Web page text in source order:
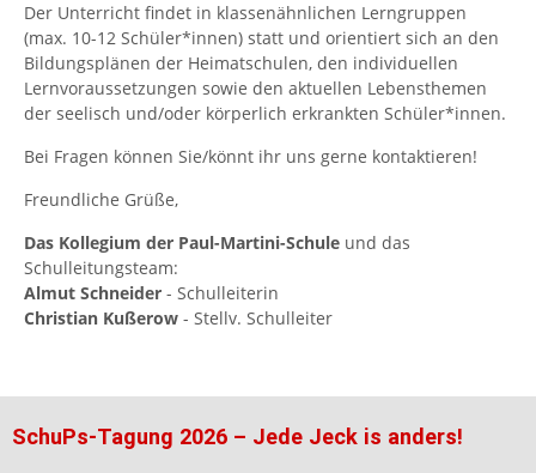
Der Unterricht findet in klassenähnlichen Lerngruppen
(max. 10-12 Schüler*innen) statt und orientiert sich an den
Bildungsplänen der Heimatschulen, den individuellen
Lernvoraussetzungen sowie den aktuellen Lebensthemen
der seelisch und/oder körperlich erkrankten Schüler*innen.
Bei Fragen können Sie/könnt ihr uns gerne kontaktieren!
Freundliche Grüße,
Das Kollegium der Paul-Martini-Schule und das
Schulleitungsteam:
Almut Schneider - Schulleiterin
Christian Kußerow - Stellv. Schulleiter
SchuPs-Tagung 2026 – Jede Jeck is anders!